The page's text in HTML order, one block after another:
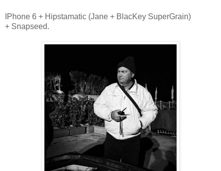
IPhone 6 + Hipstamatic (Jane + BlacKey SuperGrain)
+ Snapseed.